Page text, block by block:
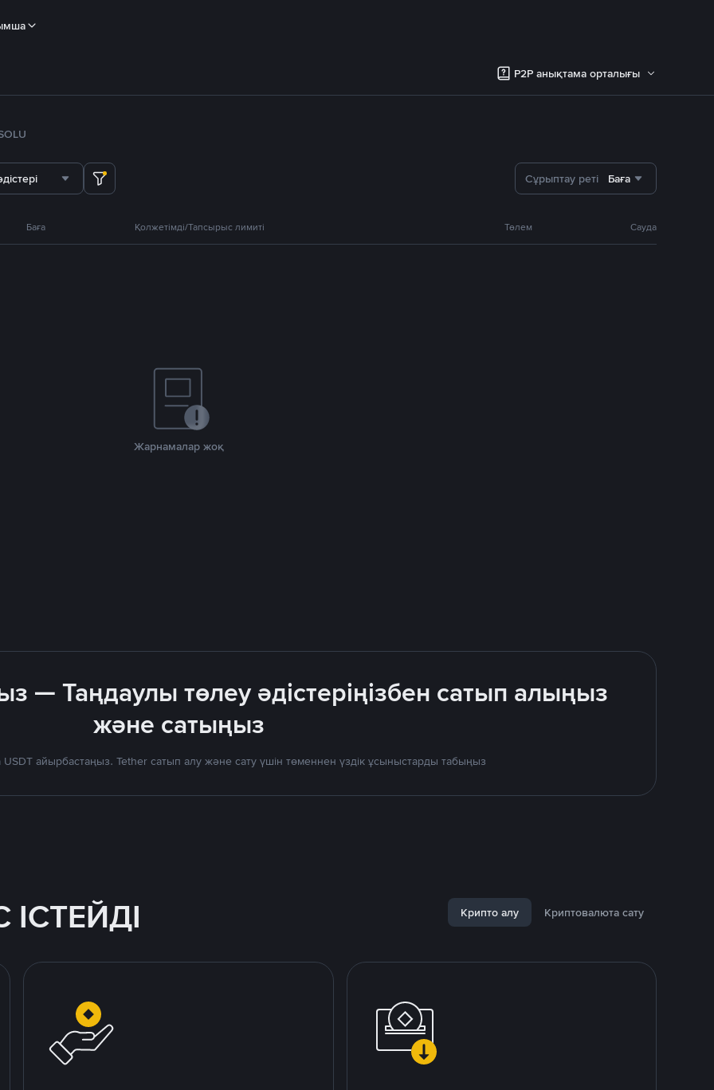
P2P анықтама орталығы
U
Сұрыптау реті Баға
Баға Қолжетімді/Тапсырыс лимиті Төлем Сауда
Жарнамалар жоқ
— Таңдаулы төлеу әдістеріңізбен сатып алыңыз
және сатыңыз
айырбастаңыз. Tether сатып алу және сату үшін төменнен үздік ұсыныстарды табыңыз
Крипто алу Криптовалюта сату